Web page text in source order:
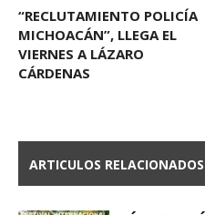
“RECLUTAMIENTO POLICÍA
MICHOACÁN”, LLEGA EL
VIERNES A LÁZARO
CÁRDENAS
ARTICULOS RELACIONADOS